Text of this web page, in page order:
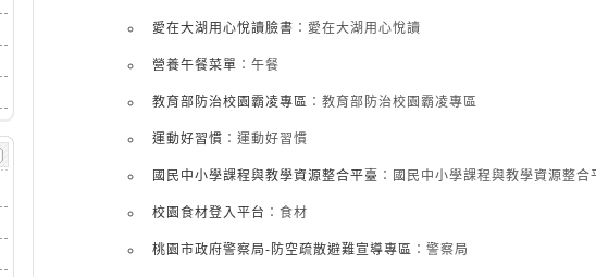
愛在大湖用心悅讀臉書 ：愛在大湖用心悅讀
營養午餐菜單 ：午餐
教育部防治校園霸凌專區 ：教育部防治校園霸凌專區
運動好習慣 ：運動好習慣
國民中小學課程與教學資源整合平臺 ：國民中小學課程與教學資源整合
校園食材登入平台 ：食材
桃園市政府警察局-防空疏散避難宣導專區 ：警察局